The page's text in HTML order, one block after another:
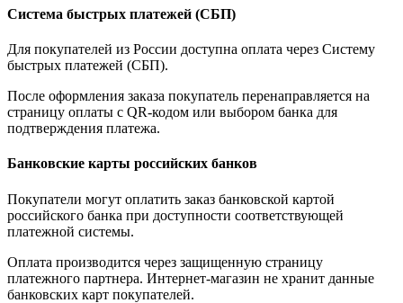
Система быстрых платежей (СБП)
Для покупателей из России доступна оплата через Систему
быстрых платежей (СБП).
После оформления заказа покупатель перенаправляется на
страницу оплаты с QR-кодом или выбором банка для
подтверждения платежа.
Банковские карты российских банков
Покупатели могут оплатить заказ банковской картой
российского банка при доступности соответствующей
платежной системы.
Оплата производится через защищенную страницу
платежного партнера. Интернет-магазин не хранит данные
банковских карт покупателей.